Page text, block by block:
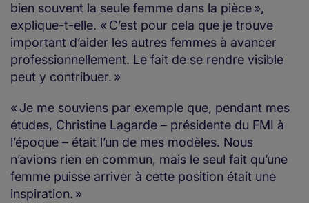
bien souvent la seule femme dans la pièce »,
explique-t-elle. « C’est pour cela que je trouve
important d’aider les autres femmes à avancer
professionnellement. Le fait de se rendre visible
peut y contribuer. »
« Je me souviens par exemple que, pendant mes
études, Christine Lagarde – présidente du FMI à
l’époque – était l’un de mes modèles. Nous
n’avions rien en commun, mais le seul fait qu’une
femme puisse arriver à cette position était une
inspiration. »